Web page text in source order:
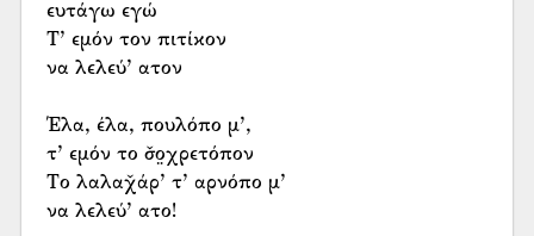
ευτάγω εγώ
Τ’ εμόν τον πιτίκον
να λελεύ’ ατον
Έλα, έλα, πουλόπο μ’,
τ’ εμόν το σ̌ο̤χρετόπον
Το λαλαχ̌άρ’ τ’ αρνόπο μ’
να λελεύ’ ατο!